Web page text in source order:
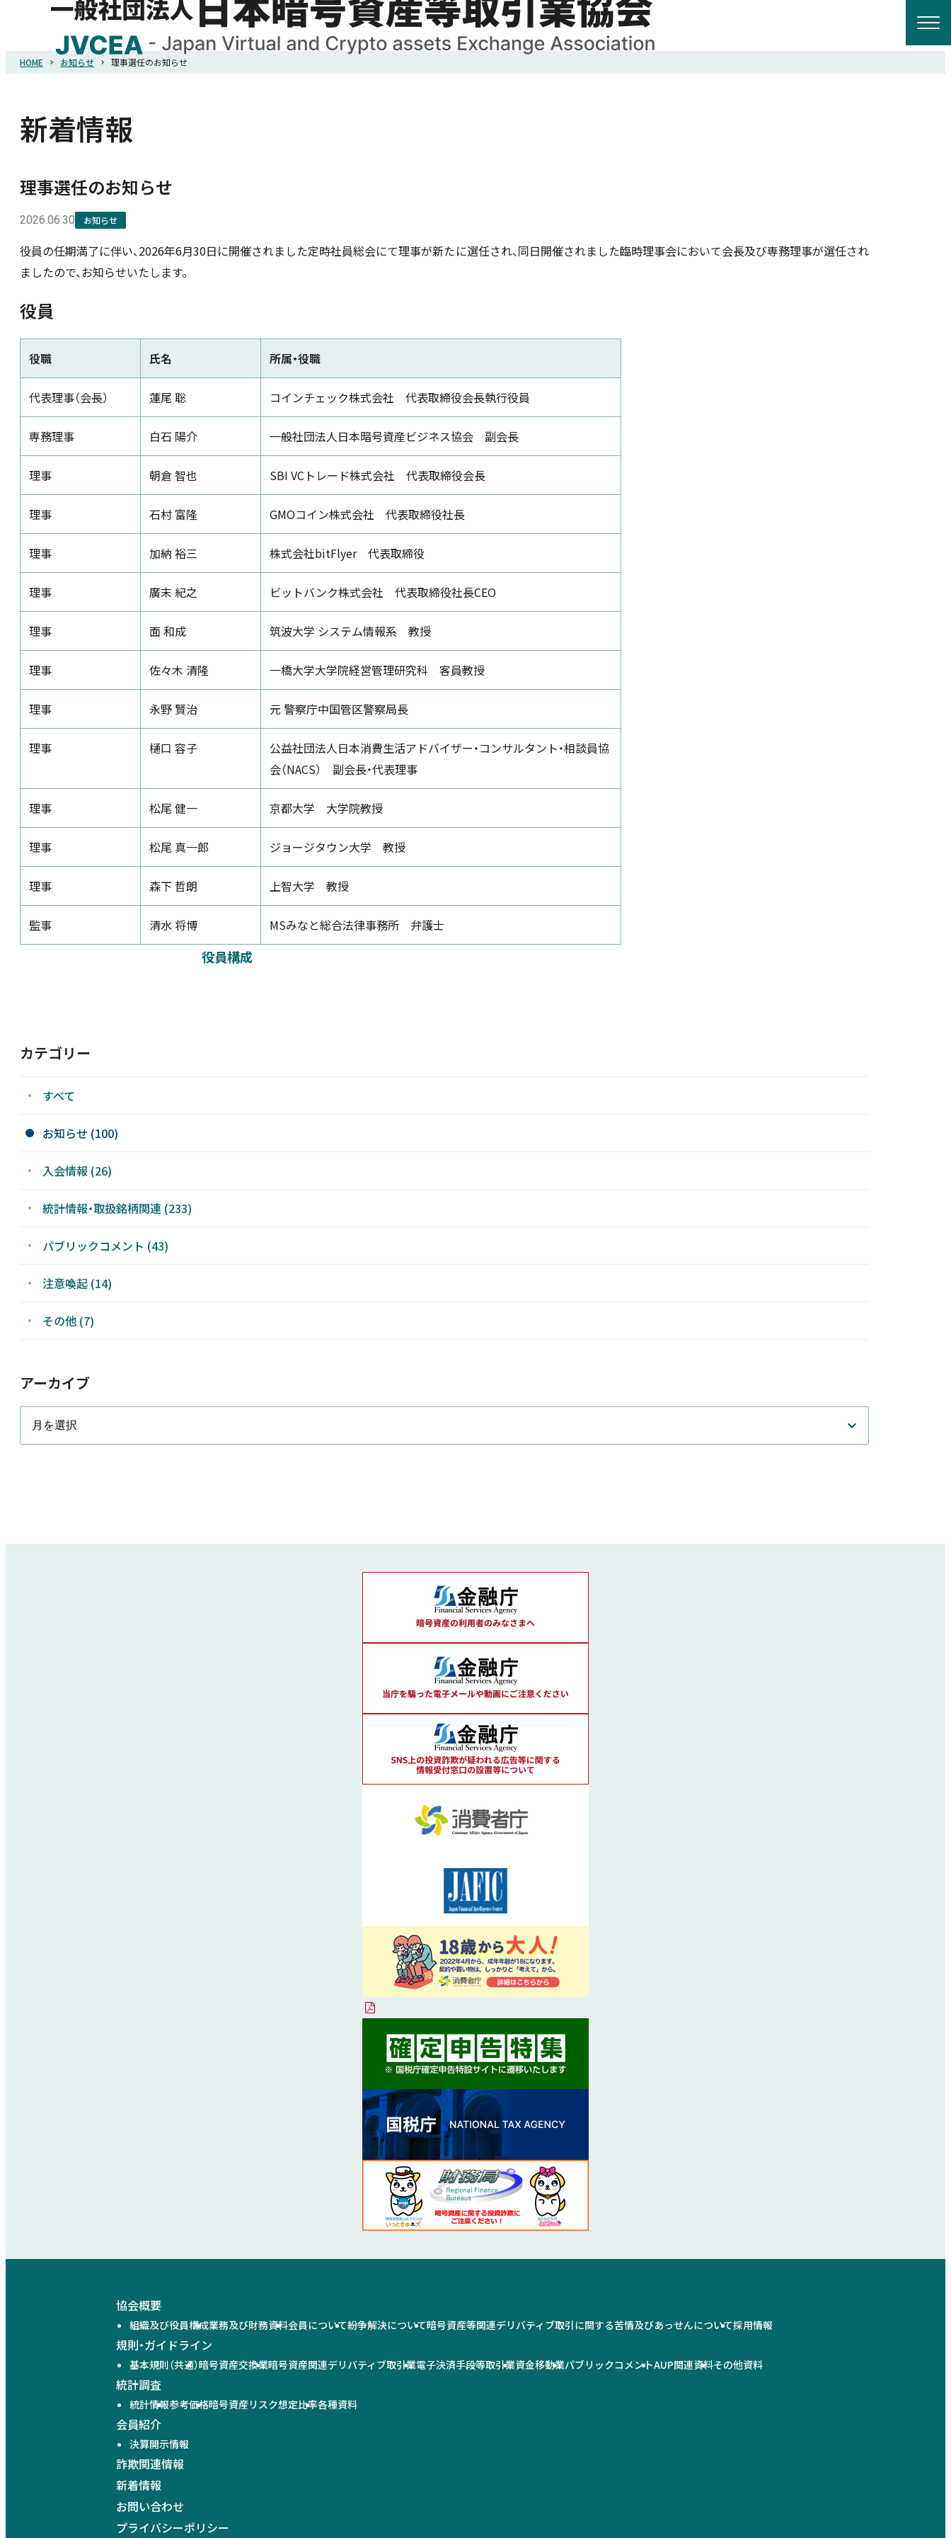
HOME
会員紹介
新着情報
採用情報
お問い合わせ
HOME お知らせ 理事選任のお知らせ
新着情報
理事選任のお知らせ
2026.06.30 お知らせ
役員の任期満了に伴い、2026年6月30日に開催されました定時社員総会にて理事が新たに選任され、同日開催されました臨時理事会において会長及び専務理事が選任され
ましたので、お知らせいたします。
役員
役職 氏名 所属・役職
代表理事（会長） 蓮尾 聡 コインチェック株式会社 代表取締役会長執行役員
専務理事 白石 陽介 一般社団法人日本暗号資産ビジネス協会 副会長
理事 朝倉 智也 SBI VCトレード株式会社 代表取締役会長
理事 石村 富隆 GMOコイン株式会社 代表取締役社長
理事 加納 裕三 株式会社bitFlyer 代表取締役
理事 廣末 紀之 ビットバンク株式会社 代表取締役社長CEO
理事 面 和成 筑波大学 システム情報系 教授
理事 佐々木 清隆 一橋大学大学院経営管理研究科 客員教授
理事 永野 賢治 元 警察庁中国管区警察局長
理事 樋口 容子
公益社団法人日本消費生活アドバイザー・コンサルタント・相談員協
会（NACS） 副会長・代表理事
理事 松尾 健一 京都大学 大学院教授
理事 松尾 真一郎 ジョージタウン大学 教授
理事 森下 哲朗 上智大学 教授
監事 清水 将博 MSみなと総合法律事務所 弁護士
役員構成
カテゴリー
すべて
お知らせ (100)
入会情報 (26)
統計情報・取扱銘柄関連 (233)
パブリックコメント (43)
注意喚起 (14)
その他 (7)
アーカイブ
協会概要
組織及び役員構成業務及び財務資料会員について紛争解決について暗号資産等関連デリバティブ取引に関する苦情及びあっせんについて採用情報
規則・ガイドライン
基本規則（共通）暗号資産交換業暗号資産関連デリバティブ取引業電子決済手段等取引業資金移動業パブリックコメントAUP関連資料その他資料
統計調査
統計情報参考価格暗号資産リスク想定比率各種資料
会員紹介
決算開示情報
詐欺関連情報
新着情報
お問い合わせ
プライバシーポリシー